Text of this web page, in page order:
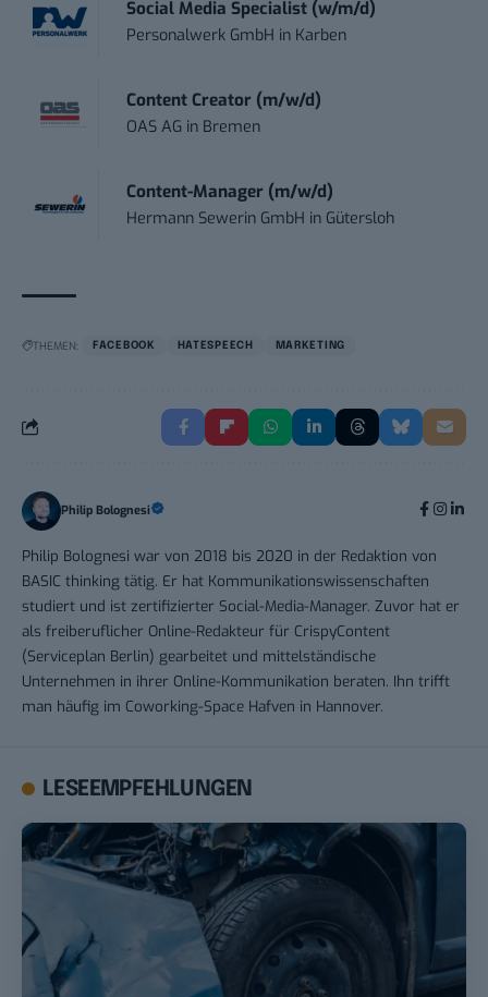
Social Media Specialist (w/m/d)
Personalwerk GmbH in Karben
Content Creator (m/w/d)
OAS AG in Bremen
Content-Manager (m/w/d)
Hermann Sewerin GmbH in Gütersloh
THEMEN: FACEBOOK HATESPEECH MARKETING
Philip Bolognesi
Philip Bolognesi war von 2018 bis 2020 in der Redaktion von
BASIC thinking tätig. Er hat Kommunikationswissenschaften
studiert und ist zertifizierter Social-Media-Manager. Zuvor hat er
als freiberuflicher Online-Redakteur für CrispyContent
(Serviceplan Berlin) gearbeitet und mittelständische
Unternehmen in ihrer Online-Kommunikation beraten. Ihn trifft
man häufig im Coworking-Space Hafven in Hannover.
LESEEMPFEHLUNGEN